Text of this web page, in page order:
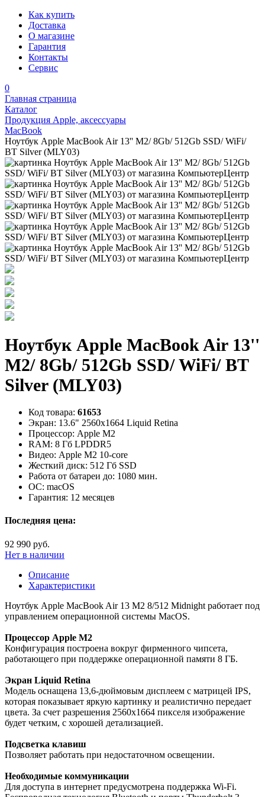
Как купить
Доставка
О магазине
Гарантия
Контакты
Сервис
0
Главная страница
Каталог
Продукция Apple, аксессуары
MacBook
Ноутбук Apple MacBook Air 13'' M2/ 8Gb/ 512Gb SSD/ WiFi/
BT Silver (MLY03)
Ноутбук Apple MacBook Air 13''
M2/ 8Gb/ 512Gb SSD/ WiFi/ BT
Silver (MLY03)
Код товара: 61653
Экран: 13.6" 2560x1664 Liquid Retina
Процессор: Apple M2
RAM: 8 Гб LPDDR5
Видео: Apple M2 10-core
Жесткий диск: 512 Гб SSD
Работа от батареи до: 1080 мин.
ОС: macOS
Гарантия: 12 месяцев
Последняя цена:
92 990 руб.
Нет в наличии
Описание
Характеристики
Ноутбук Apple MacBook Air 13 M2 8/512 Midnight работает под
управлением операционной системы MacOS.
Процессор Apple M2
Конфигурация построена вокруг фирменного чипсета,
работающего при поддержке операционной памяти 8 ГБ.
Экран Liquid Retina
Модель оснащена 13,6-дюймовым дисплеем с матрицей IPS,
которая показывает яркую картинку и реалистично передает
цвета. За счет разрешения 2560х1664 пикселя изображение
будет четким, с хорошей детализацией.
Подсветка клавиш
Позволяет работать при недостаточном освещении.
Необходимые коммуникации
Для доступа в интернет предусмотрена поддержка Wi-Fi.